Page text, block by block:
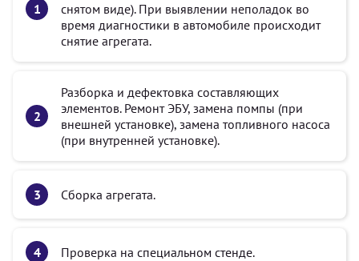
снятом виде). При выявлении неполадок во
время диагностики в автомобиле происходит
снятие агрегата.
Разборка и дефектовка составляющих
элементов. Ремонт ЭБУ, замена помпы (при
внешней установке), замена топливного насоса
(при внутренней установке).
Сборка агрегата.
Проверка на специальном стенде.